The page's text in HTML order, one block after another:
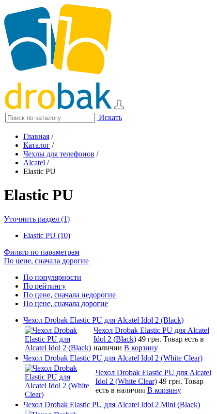
Искать
Главная /
Каталог /
Чехлы для телефонов /
Alcatel /
Elastic PU
Elastic PU
Уточнить раздел (1)
Elastic PU (10)
Фильтр по параметрам
По цене, сначала дорогие
По популярности
По рейтингу
По цене, сначала недорогие
По цене, сначала дорогие
Чехол Drobak Elastic PU для Alcatel Idol 2 (Black)
Чехол Drobak Elastic PU для Alcatel
Idol 2 (Black) 49 грн. Товар есть в
наличии В корзину
Чехол Drobak Elastic PU для Alcatel Idol 2 (White Clear)
Чехол Drobak Elastic PU для Alcatel
Idol 2 (White Clear) 49 грн. Товар
есть в наличии В корзину
Чехол Drobak Elastic PU для Alcatel Idol 2 Mini (Black)